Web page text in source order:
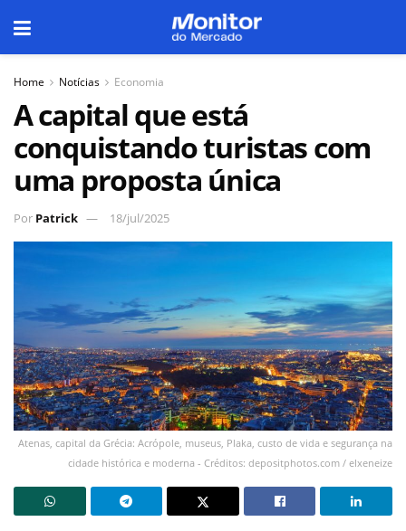
Home Notícias Economia
A capital que está
conquistando turistas com
uma proposta única
Por Patrick 18/jul/2025
Atenas, capital da Grécia: Acrópole, museus, Plaka, custo de vida e segurança na
cidade histórica e moderna - Créditos: depositphotos.com / elxeneize